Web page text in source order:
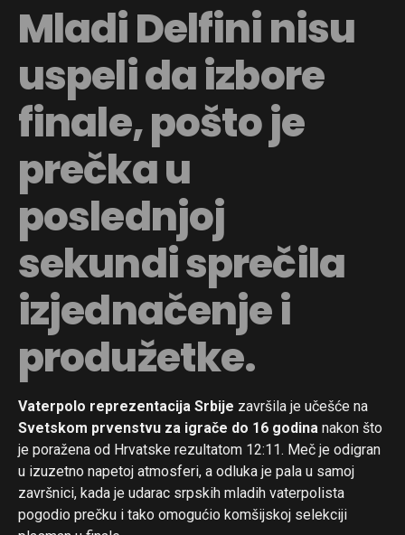
Mladi Delfini nisu
uspeli da izbore
finale, pošto je
prečka u
poslednjoj
sekundi sprečila
izjednačenje i
produžetke.
Vaterpolo reprezentacija Srbije završila je učešće na
Svetskom prvenstvu za igrače do 16 godina nakon što
je poražena od Hrvatske rezultatom 12:11. Meč je odigran
u izuzetno napetoj atmosferi, a odluka je pala u samoj
završnici, kada je udarac srpskih mladih vaterpolista
pogodio prečku i tako omogućio komšijskoj selekciji